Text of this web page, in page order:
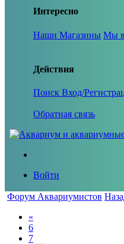
Интересно
Наши Магазины Мы
Действия
Поиск Вход/
Обратная связь
Войти
Форум Аквариумистов
«
6
7